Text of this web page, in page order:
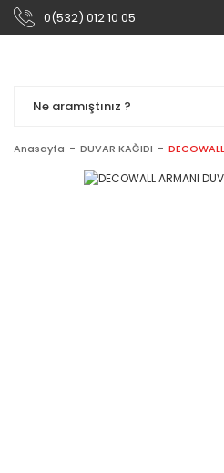
0(532) 012 10 05
Anasayfa DUVAR KAĞIDI